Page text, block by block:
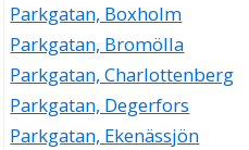
Parkgatan, Boxholm
Parkgatan, Bromölla
Parkgatan, Charlottenberg
Parkgatan, Degerfors
Parkgatan, Ekenässjön